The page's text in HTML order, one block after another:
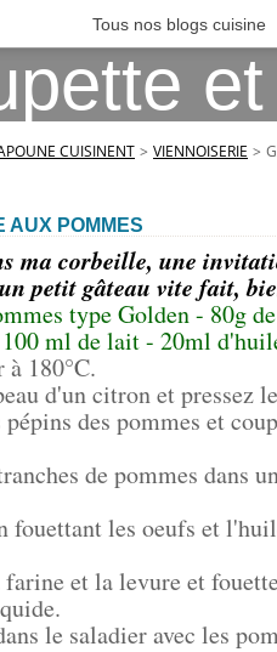
Tous nos blogs cuisine
CUISINENT > VIENNOISERIE >
AUX POMMES
ma corbeille, une
petit gâteau vite fait,
type Golden - 80g
ml de lait - 20ml
180°C.
d'un citron et pressez
des pommes et
de pommes dans
fouettant les oeufs et
et la levure et
le saladier avec les